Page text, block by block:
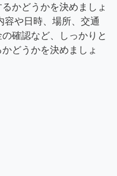
かどうかを決めましょ
容や日時、場所、交通
確認など、しっかりと
どうかを決めましょ